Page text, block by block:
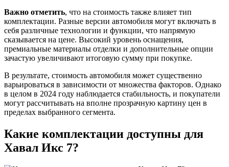
Важно отметить, что на стоимость также влияет тип
комплектации. Разные версии автомобиля могут включать в
себя различные технологии и функции, что напрямую
сказывается на цене. Высокий уровень оснащения,
премиальные материалы отделки и дополнительные опции
зачастую увеличивают итоговую сумму при покупке.
В результате, стоимость автомобиля может существенно
варьироваться в зависимости от множества факторов. Однако
в целом в 2024 году наблюдается стабильность, и покупатели
могут рассчитывать на вполне прозрачную картину цен в
пределах выбранного сегмента.
Какие комплектации доступны для
Хавал Икс 7?